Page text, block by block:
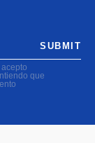
que
SUBMIT